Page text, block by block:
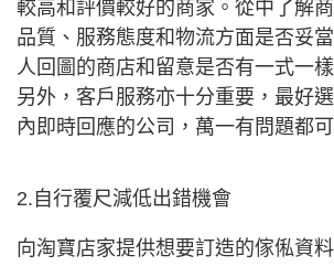
較高和評價較好的商家。從中了解
品質、服務態度和物流方面是否妥
人回圖的商店和留意是否有一式一
另外，客戶服務亦十分重要，最好
內即時回應的公司，萬一有問題都
2.自行覆尺減低出錯機會
向淘寶店家提供想要訂造的傢俬資